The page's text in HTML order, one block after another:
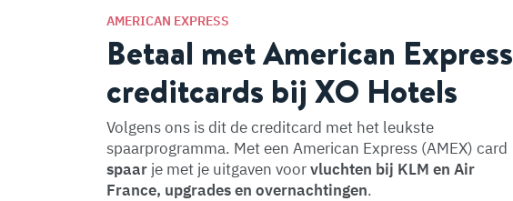
AMERICAN EXPRESS
Betaal met American Express
creditcards bij XO Hotels
Volgens ons is dit de creditcard met het leukste
spaarprogramma. Met een American Express (AMEX) card
spaar je met je uitgaven voorvluchten bij KLM en Air
France, upgrades en overnachtingen.